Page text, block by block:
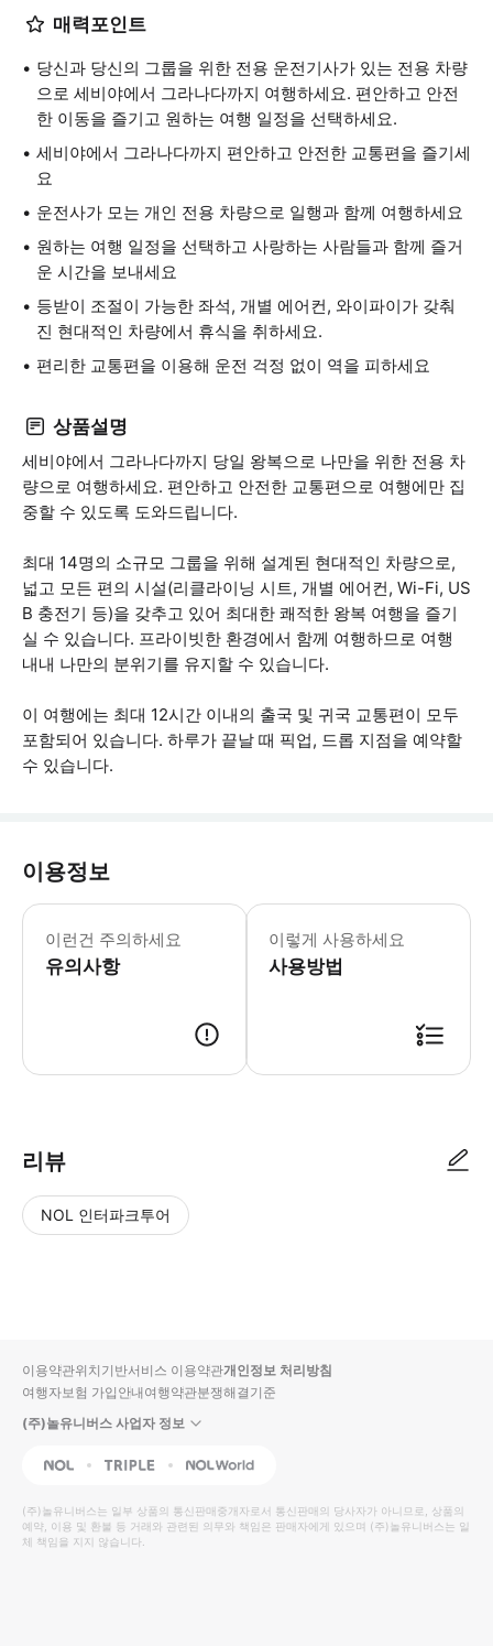
매력포인트
당신과 당신의 그룹을 위한 전용 운전기사가 있는 전용 차량
으로 세비야에서 그라나다까지 여행하세요. 편안하고 안전
한 이동을 즐기고 원하는 여행 일정을 선택하세요.
세비야에서 그라나다까지 편안하고 안전한 교통편을 즐기세
요
운전사가 모는 개인 전용 차량으로 일행과 함께 여행하세요
원하는 여행 일정을 선택하고 사랑하는 사람들과 함께 즐거
운 시간을 보내세요
등받이 조절이 가능한 좌석, 개별 에어컨, 와이파이가 갖춰
진 현대적인 차량에서 휴식을 취하세요.
편리한 교통편을 이용해 운전 걱정 없이 역을 피하세요
상품설명
세비야에서 그라나다까지 당일 왕복으로 나만을 위한 전용 차
량으로 여행하세요. 편안하고 안전한 교통편으로 여행에만 집
중할 수 있도록 도와드립니다.
최대 14명의 소규모 그룹을 위해 설계된 현대적인 차량으로,
넓고 모든 편의 시설(리클라이닝 시트, 개별 에어컨, Wi-Fi, US
B 충전기 등)을 갖추고 있어 최대한 쾌적한 왕복 여행을 즐기
실 수 있습니다. 프라이빗한 환경에서 함께 여행하므로 여행
내내 나만의 분위기를 유지할 수 있습니다.
이 여행에는 최대 12시간 이내의 출국 및 귀국 교통편이 모두
포함되어 있습니다. 하루가 끝날 때 픽업, 드롭 지점을 예약할
수 있습니다.
이용정보
이런건 주의하세요
유의사항
픽업 및 하차 지점 조정 가능 여행의
이렇게 사용하세요
사용방법
리뷰
NOL 인터파크투어
입니
다.
높
은
순
동
영
상
순
상
이용약관위치기반서비스 이용약관개인정보 처리방침
여행자보험 가입안내여행약관분쟁해결기준
(주)놀유니버스 사업자 정보
NOL Triple Interpark Global
(주)놀유니버스는 일부 상품의 통신판매중개자로서 통신판매의 당사자가 아니므로, 상품의
예약, 이용 및 환불 등 거래와 관련된 의무와 책임은 판매자에게 있으며 (주)놀유니버스는 일
체 책임을 지지 않습니다.